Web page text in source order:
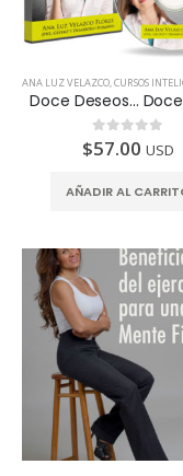
ANA LUZ VELAZCO,CURSOS
0de 5
$57.00 USD
AÑADIR AL